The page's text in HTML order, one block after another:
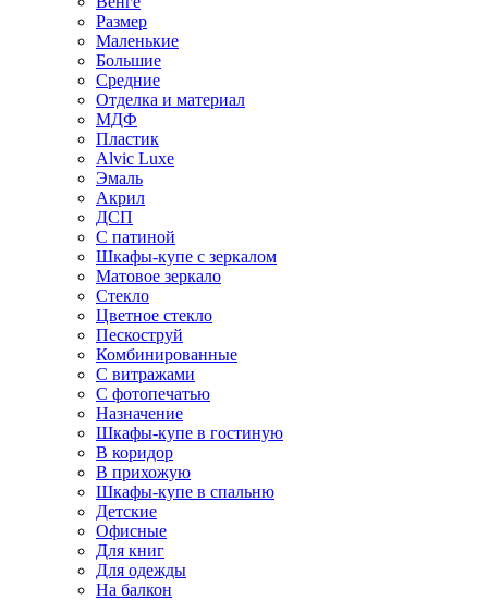
Размер
Маленькие
Большие
Средние
Отделка и материал
МДФ
Пластик
Alvic Luxe
Эмаль
Акрил
ДСП
С патиной
Шкафы-купе с зеркалом
Матовое зеркало
Стекло
Цветное стекло
Пескоструй
Комбинированные
С витражами
С фотопечатью
Назначение
Шкафы-купе в гостиную
В коридор
В прихожую
Шкафы-купе в спальню
Детские
Офисные
Для книг
Для одежды
На балкон